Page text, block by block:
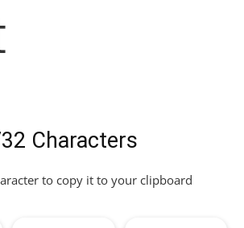
Characters
to copy it to your clipboard